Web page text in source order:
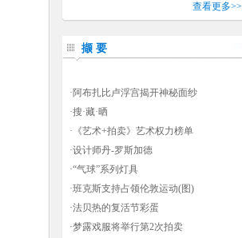
查看更多>>
撷 要
·阿布扎比卢浮宫揭开神秘面纱
·搜·藏·晒
· 《艺术+拍卖》艺术权力榜单
·设计师丹-罗斯加德
·“气球”系列灯具
·班克斯支持占领伦敦运动(图)
·法贝热的复活节彩蛋
·梦露戏服将举行第2次拍卖